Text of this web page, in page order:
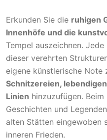
Erkunden Sie die ruhigen
Innenhöfe und die
Tempel auszeichnen.
dieser verehrten
eigene künstlerische Note
Schnitzereien,
Linien hinzuzufügen.
Geschichten und
alten Stätten eingewoben
inneren Frieden.